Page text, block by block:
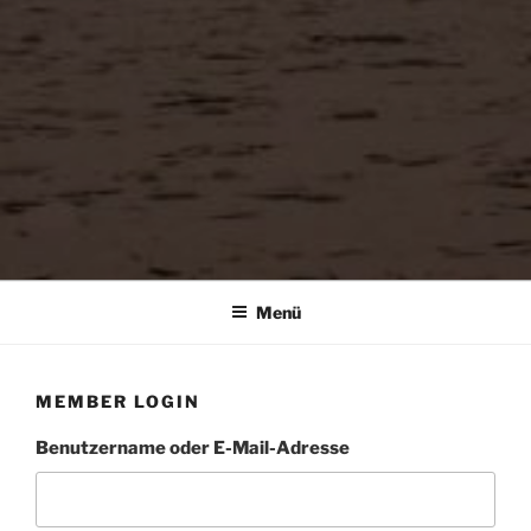
Menü
MEMBER LOGIN
Benutzername oder E-Mail-Adresse